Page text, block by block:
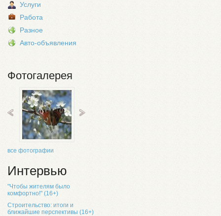
Услуги
Работа
Разное
Авто-объявления
Фотогалерея
все фотографии
Интервью
"Чтобы жителям было
комфортно!" (16+)
Строительство: итоги и
ближайшие перспективы (16+)